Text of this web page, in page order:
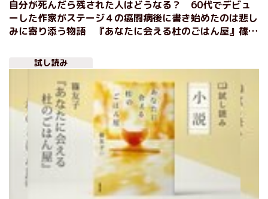
自分が死んだら残された人はどうなる？ 60代でデビュ
ーした作家がステージ４の癌闘病後に書き始めたのは悲し
みに寄り添う物語 『あなたに会える杜のごはん屋』篠友
試し読み